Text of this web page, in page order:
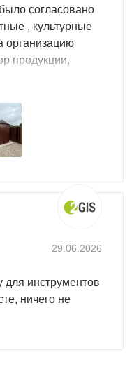
согласовано
, культурные
организацию
продукции,
29.06.2026
для инструментов
ничего не